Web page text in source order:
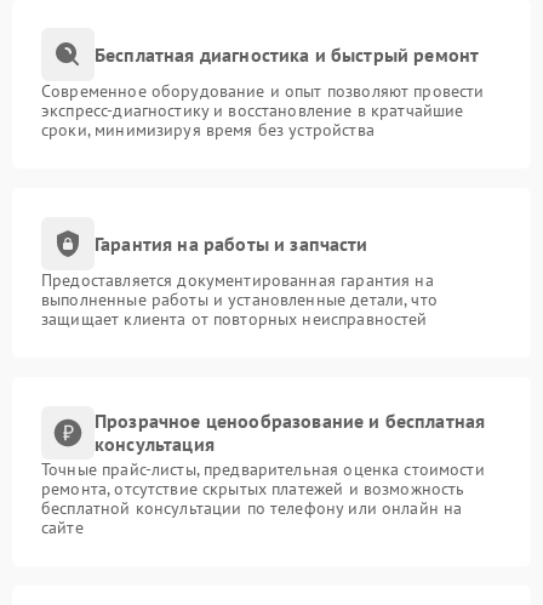
Бесплатная диагностика и быстрый ремонт
Современное оборудование и опыт позволяют провести
экспресс-диагностику и восстановление в кратчайшие
сроки, минимизируя время без устройства
Гарантия на работы и запчасти
Предоставляется документированная гарантия на
выполненные работы и установленные детали, что
защищает клиента от повторных неисправностей
Прозрачное ценообразование и бесплатная
консультация
Точные прайс-листы, предварительная оценка стоимости
ремонта, отсутствие скрытых платежей и возможность
бесплатной консультации по телефону или онлайн на
сайте